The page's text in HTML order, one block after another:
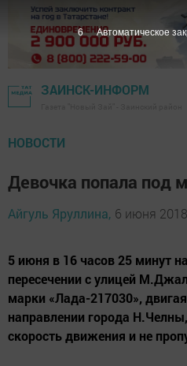
ЗАИНСК-ИНФОРМ
НОВОСТИ
Девочка попала под
Айгуль Яруллина, 6 июня
5 июня в 16 часов 25 минут
пересечении с улицей
марки «Лада-217030»,
направлении города
скорость движения и не
6 Автоматическое